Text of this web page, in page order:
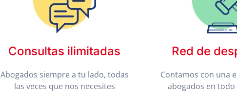
Consultas ilimitadas
Abogados siempre a tu lado, todas
las veces que nos necesites
Red de
Contamos con una
abogados en